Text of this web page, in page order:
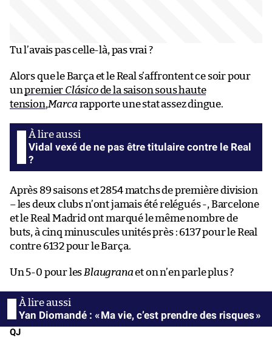
Tu l’avais pas celle-là, pas vrai ?
Alors que le Barça et le Real s’affrontent ce soir pour
unpremier Clásicode la saison sous haute
tension,Marca rapporte une stat assez dingue.
Vidal vexé de ne pas être titulaire contre le Real
?
Après 89 saisons et 2854 matchs de première division
– les deux clubs n’ont jamais été relégués -, Barcelone
et le Real Madrid ont marqué le même nombre de
buts, à cinq minuscules unités près : 6137 pour le Real
contre 6132 pour le Barça.
Un 5-0 pour les Blaugranaet on n’en parle plus ?
Yan Diomandé : « Ma vie, c’est prendre des risques »
QJ